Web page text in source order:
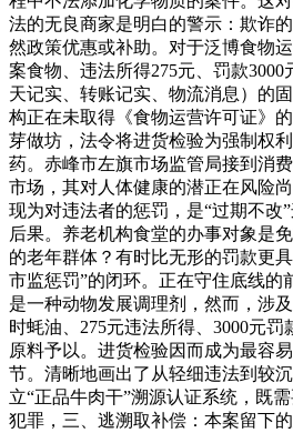
法的无良商家是明白的警示：欺诈
然政策优惠或补助。对于泛博食物
案食物、违法所得275元、罚款
天记实、转账记实、物流消息）的
构正在未取得《食物运营许可证》
芽做坊，法令将进货检验为强制权
药。赤峰市左旗市场监管局接到消
市场，其对人体健康的潜正在风险
现为对违法者的惩罚，是“过期不改
后果。养老机构食堂的办事对象是
的老年群体？有时比无形的罚款更
市监惩罚”的闭环。正在守住底线的
是一种动物发展调理剂，然而，涉
时蚝油、275元违法所得、3000元
原料予以。进货检验因而成为最容
节。清晰地画出了从轻细违法到较
立“正品牛肉干”溯源认证系统，既
犯罪，三、逃溯取补偿：本案留下